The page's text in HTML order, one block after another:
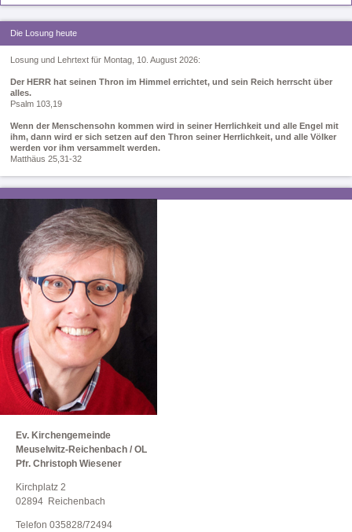
Die Losung heute
Losung und Lehrtext für Montag, 10. August 2026:
Der HERR hat seinen Thron im Himmel errichtet, und sein Reich herrscht über
alles.
Psalm 103,19
Wenn der Menschensohn kommen wird in seiner Herrlichkeit und alle Engel mit
ihm, dann wird er sich setzen auf den Thron seiner Herrlichkeit, und alle Völker
werden vor ihm versammelt werden.
Matthäus 25,31-32
Ev. Kirchengemeinde
Meuselwitz-Reichenbach / OL
Pfr. Christoph Wiesener
Kirchplatz 2
02894 Reichenbach
Telefon 035828/72494